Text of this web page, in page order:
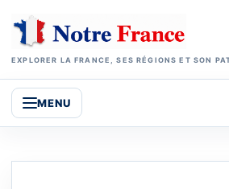
EXPLORER LA FRANCE, SES RÉGIONS ET SON
MENU